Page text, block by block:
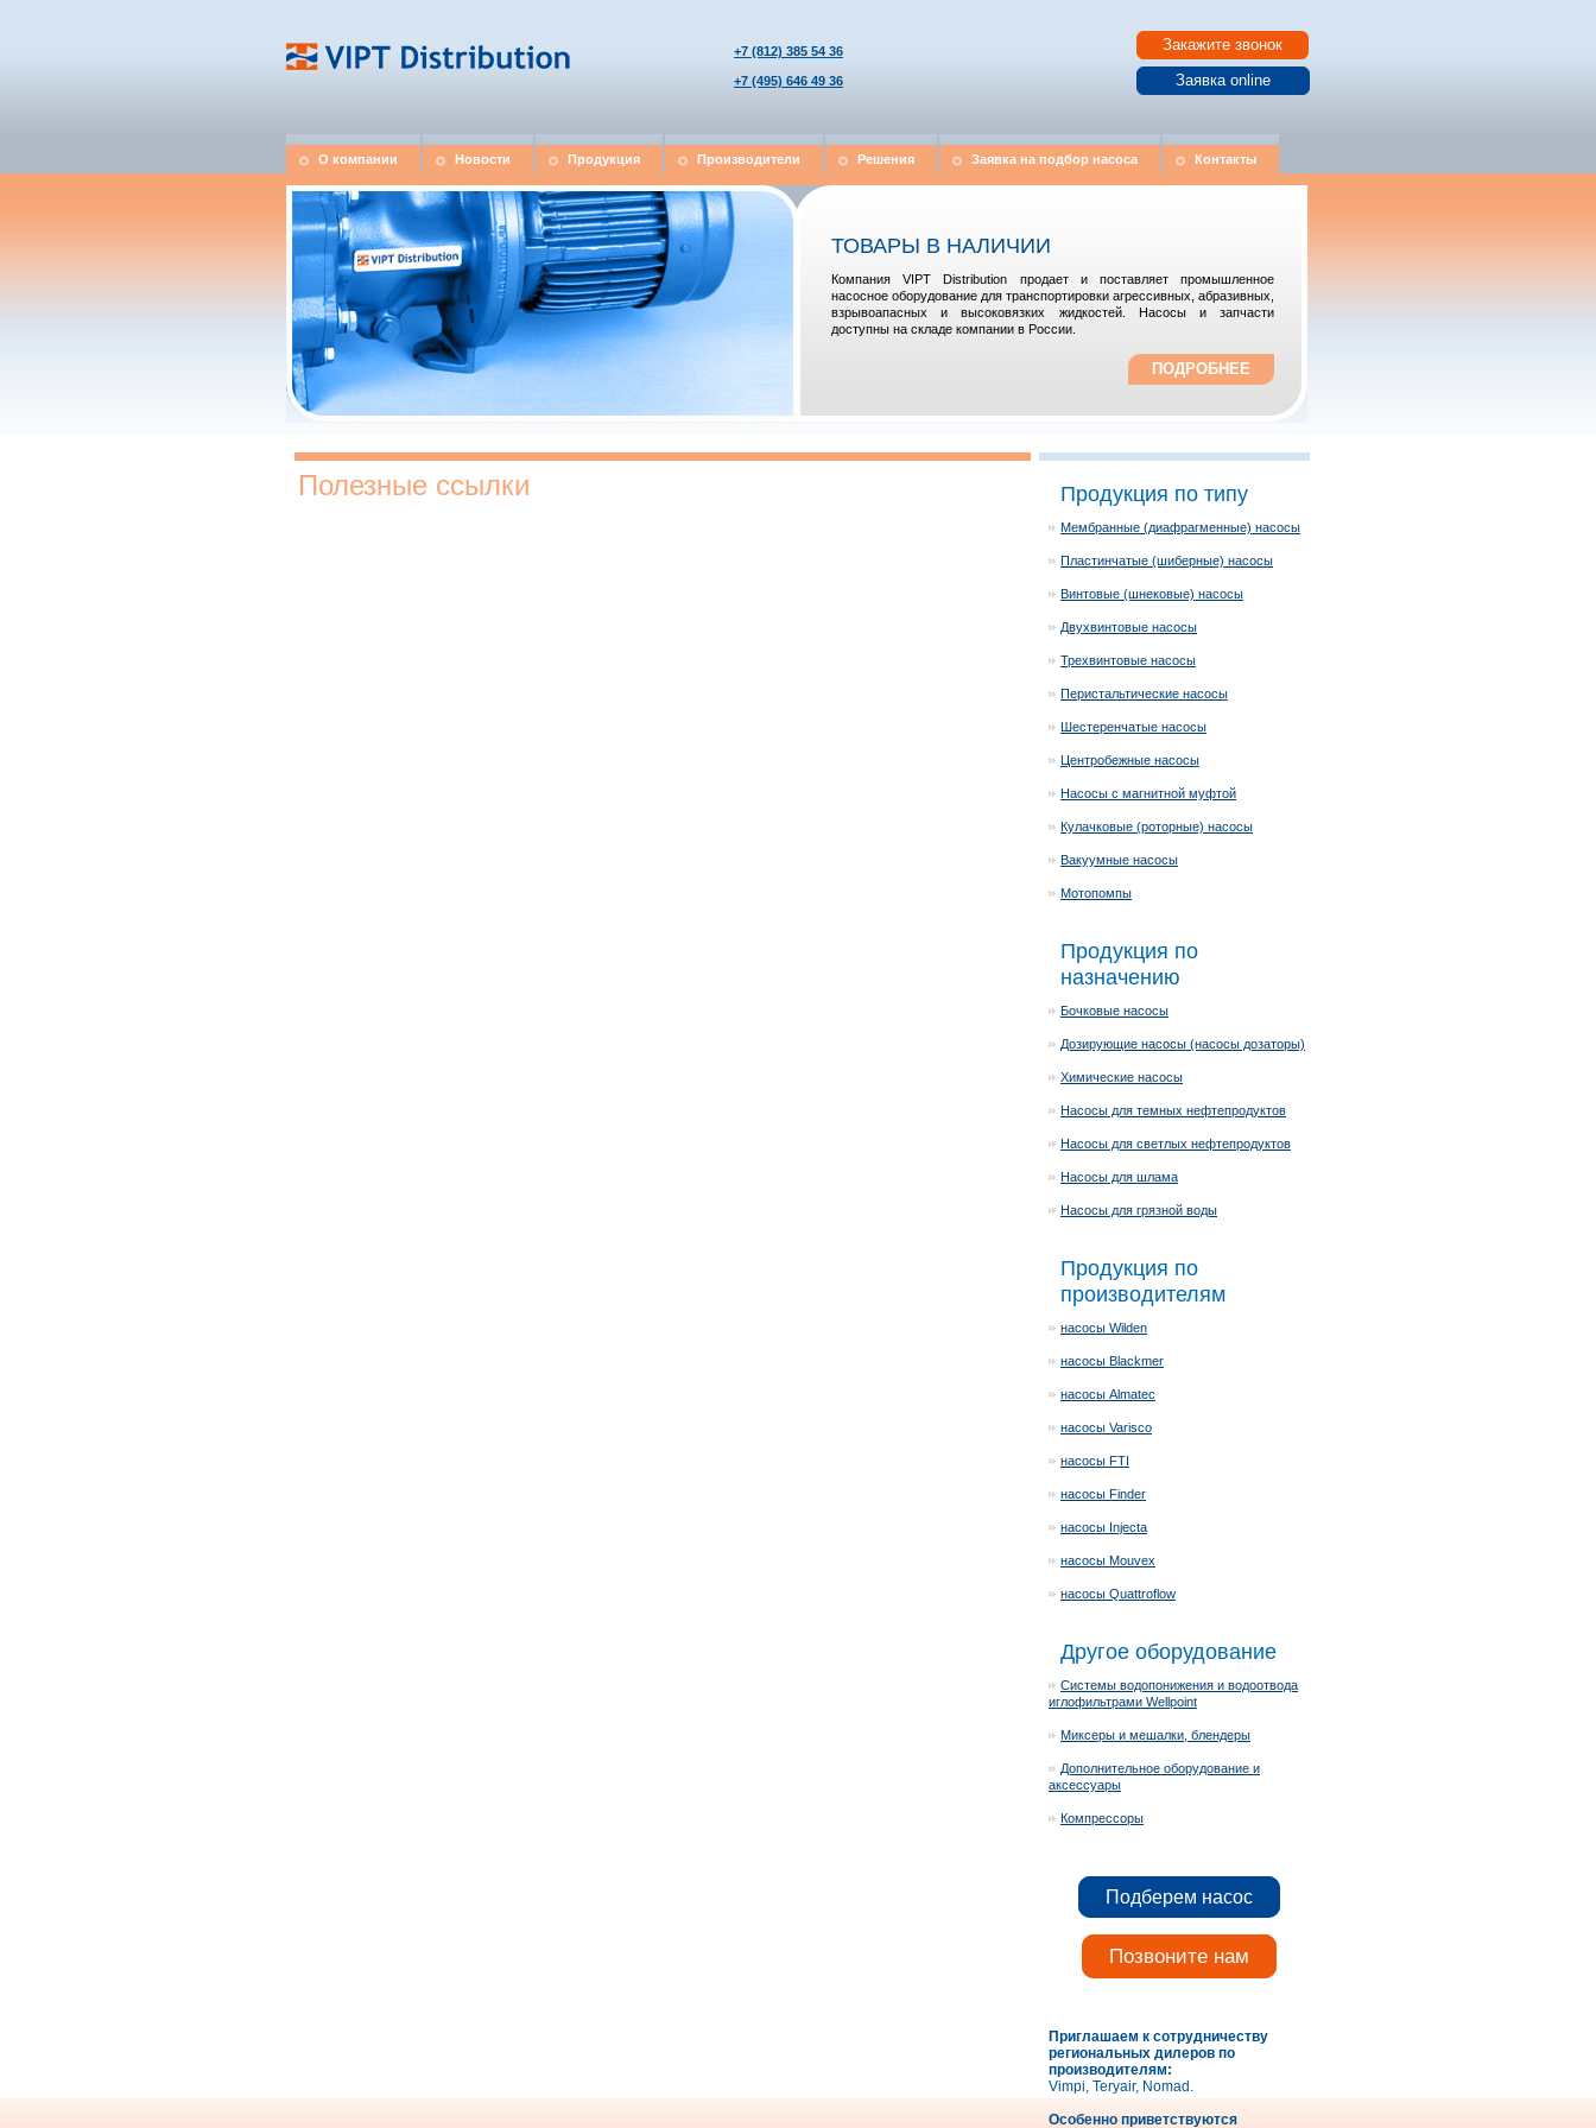
+7 (812) 385 54 36
+7 (495) 646 49 36
Закажите звонок
Заявка online
О компании Новости Продукция Производители Решения Заявка на подбор насоса Контакты
ТОВАРЫ В НАЛИЧИИ
Компания VIPT Distribution продает и поставляет промышленное
насосное оборудование для транспортировки агрессивных, абразивных,
взрывоапасных и высоковязких жидкостей. Насосы и запчасти
доступны на складе компании в России.
ПОДРОБНЕЕ
Полезные ссылки Продукция по типу
Мембранные (диафрагменные) насосы
Пластинчатые (шиберные) насосы
Винтовые (шнековые) насосы
Двухвинтовые насосы
Трехвинтовые насосы
Перистальтические насосы
Шестеренчатые насосы
Центробежные насосы
Насосы с магнитной муфтой
Кулачковые (роторные) насосы
Вакуумные насосы
Мотопомпы
Продукция по
назначению
Бочковые насосы
Дозирующие насосы (насосы дозаторы)
Химические насосы
Насосы для темных нефтепродуктов
Насосы для светлых нефтепродуктов
Насосы для шлама
Насосы для грязной воды
Продукция по
производителям
насосы Wilden
насосы Blackmer
насосы Almatec
насосы Varisco
насосы FTI
насосы Finder
насосы Injecta
насосы Mouvex
насосы Quattroflow
Другое оборудование
Системы водопонижения и водоотвода
иглофильтрами Wellpoint
Миксеры и мешалки, блендеры
Дополнительное оборудование и
аксессуары
Компрессоры
Подберем насос
Позвоните нам
Приглашаем к сотрудничеству
региональных дилеров по
производителям:
Vimpi, Teryair, Nomad.
Особенно приветствуются